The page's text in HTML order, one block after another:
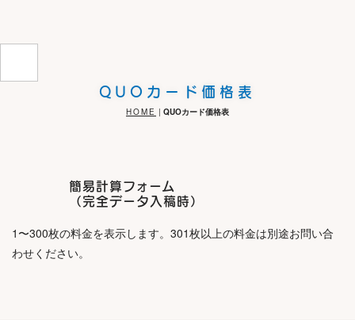
QUOカード価格表
HOME | QUOカード価格表
簡易計算フォーム
（完全データ入稿時）
1〜300枚の料金を表示します。301枚以上の料金は別途お問い合
わせください。